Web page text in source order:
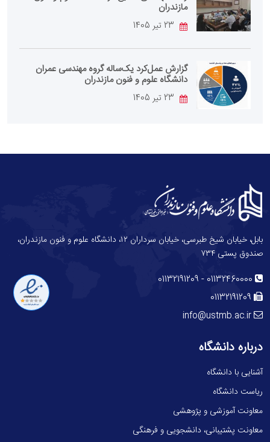
مازندران
گزارش عمل‌کرد یک‌ساله گروه مهندسی عمران
دانشگاه علوم و فنون مازندران
بابل، خیابان شیخ طبرسی، خیابان سرداران ۱۲، دانشگاه علوم و فنون مازندران،
صندوق پستی ۷۳۴
01132460000
-
01132191209
01132191209
info@ustmb.ac.ir
درباره دانشگاه
آشنایی با دانشگاه
ریاست دانشگاه
معاونت آموزشی و پژوهشی
معاونت پشتیبانی، دانشجویی و فرهنگی